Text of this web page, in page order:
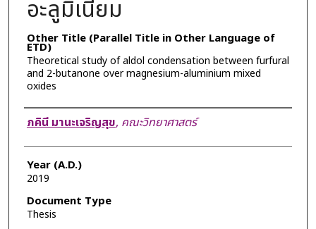
อะลูมิเนียม
Other Title (Parallel Title in Other Language of
ETD)
Theoretical study of aldol condensation between furfural
and 2-butanone over magnesium-aluminium mixed
oxides
Author
ภคินี มานะเจริญสุข, คณะวิทยาศาสตร์
Year (A.D.)
2019
Document Type
Thesis